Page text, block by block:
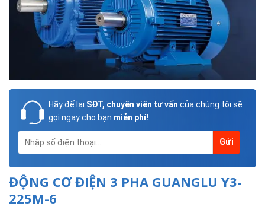
Hãy để lại SĐT, chuyên viên tư vấn của chúng tôi sẽ
gọi ngay cho bạn miễn phí!
ĐỘNG CƠ ĐIỆN 3 PHA GUANGLU Y3-
225M-6